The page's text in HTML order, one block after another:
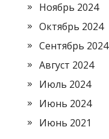
Ноябрь 2024
Октябрь 2024
Сентябрь 2024
Август 2024
Июль 2024
Июнь 2024
Июнь 2021